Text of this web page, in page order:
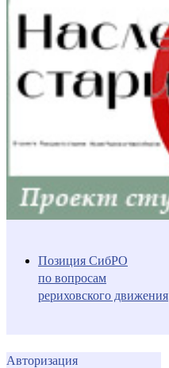
Позиция СибРО
по вопросам
рериховского движения
Авторизация